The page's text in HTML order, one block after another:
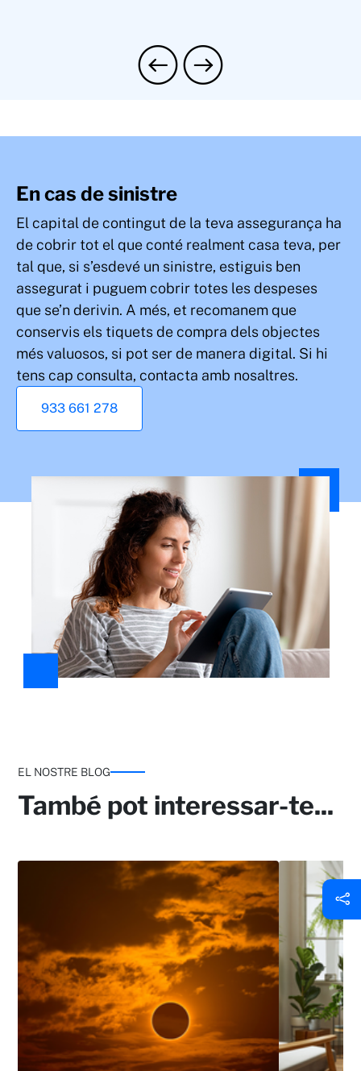
En cas de sinistre
El capital de contingut de la teva assegurança ha
de cobrir tot el que conté realment casa teva, per
tal que, si s’esdevé un sinistre, estiguis ben
assegurat i puguem cobrir totes les despeses
que se’n derivin. A més, et recomanem que
conservis els tiquets de compra dels objectes
més valuosos, si pot ser de manera digital. Si hi
tens cap consulta, contacta amb nosaltres.
933 661 278
EL NOSTRE BLOG
També pot interessar-te...